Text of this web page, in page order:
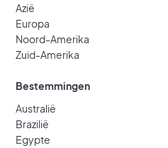
Azië
Europa
Noord-Amerika
Zuid-Amerika
Bestemmingen
Australië
Brazilië
Egypte